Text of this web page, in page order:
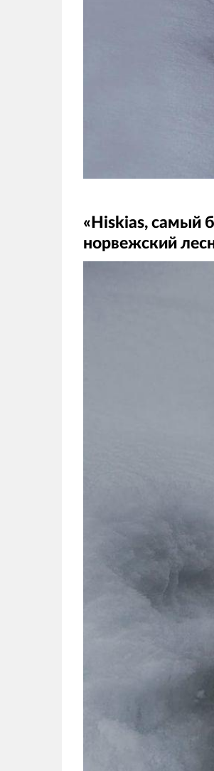
«Hiskias, самый
норвежский